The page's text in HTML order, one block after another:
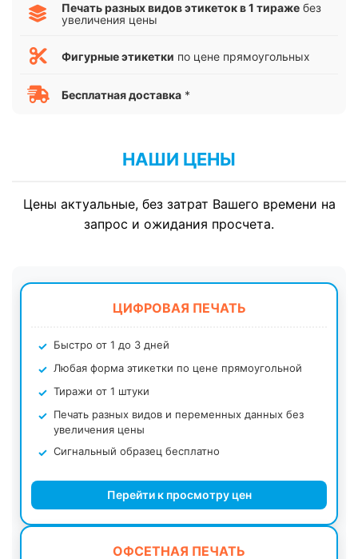
Печать разных видов этикеток в 1 тираже без
увеличения цены
Фигурные этикетки по цене прямоугольных
Бесплатная доставка *
НАШИ ЦЕНЫ
Цены актуальные, без затрат Вашего времени на
запрос и ожидания просчета.
ЦИФРОВАЯ ПЕЧАТЬ
Быстро от 1 до 3 дней
Любая форма этикетки по цене прямоугольной
Тиражи от 1 штуки
Печать разных видов и переменных данных без
увеличения цены
Сигнальный образец бесплатно
Перейти к просмотру цен
ОФСЕТНАЯ ПЕЧАТЬ